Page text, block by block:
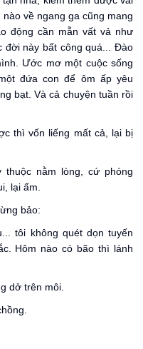
về ngang ga cũng mang
động cần mẫn vất vả như
đời này bất công quá... Đào
Ước mơ một cuộc sống
đứa con để ôm ấp yêu
bạt. Và cả chuyện tuần rồi
thì vốn liếng mất cả, lại bị
nằm lòng, cứ phóng
lại ấm.
bảo:
tôi không quét dọn tuyến
Hôm nào có bão thì lánh
dở trên môi.